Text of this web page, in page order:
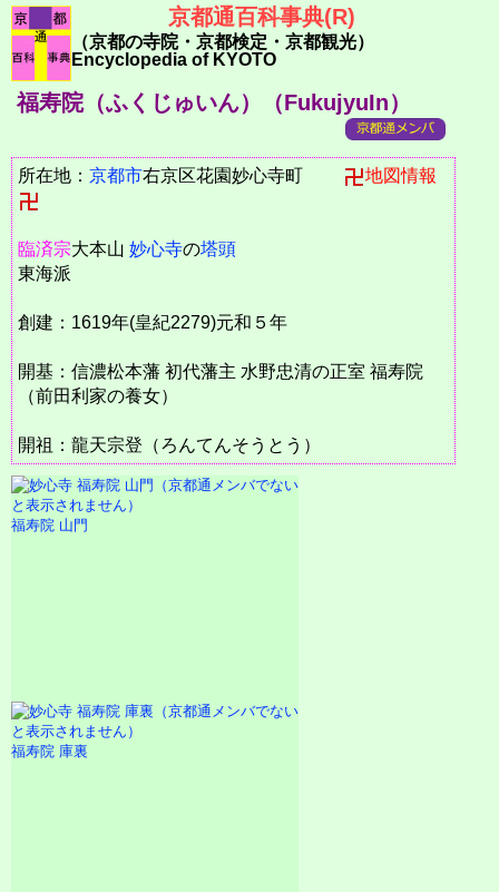
京都通百科事典(R)
（京都の寺院・京都検定・京都観光）
Encyclopedia of KYOTO
福寿院（ふくじゅいん）（FukujyuIn）
所在地： 京都市右京区花園妙心寺町 地図情報
臨済宗大本山 妙心寺の塔頭
東海派
創建：1619年(皇紀2279)元和５年
開基：信濃松本藩 初代藩主 水野忠清の正室 福寿院
（前田利家の養女）
開祖：龍天宗登（ろんてんそうとう）
福寿院 山門
福寿院 庫裏